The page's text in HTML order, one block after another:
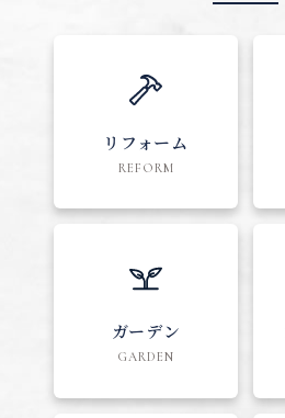
リフォーム
REFORM
ガーデン
GARDEN